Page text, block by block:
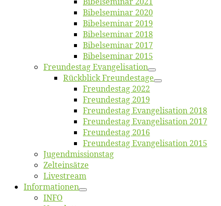
Bi­bel­se­mi­nar 2020
Bi­bel­se­mi­nar 2019
Bi­bel­se­mi­nar 2018
Bibelsemi­nar 2017
Bibelsemi­nar 2015
Freun­des­tag Evangelisation
Rück­blick Freundestage
Freun­des­tag 2022
Freun­des­tag 2019
Freun­des­tag Evan­ge­li­sa­ti­on 2018
Freun­des­tag Evan­ge­li­sa­ti­on 2017
Freun­des­tag 2016
Freun­des­tag Evan­ge­li­sa­ti­on 2015
Jugend­mis­sions­tag
Zelt­ein­sät­ze
Live­stream
Informatio­nen
INFO